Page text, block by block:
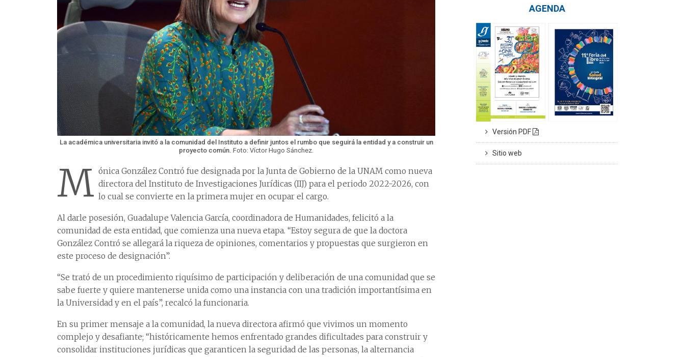
La académica universitaria invitó a la comunidad del Instituto a definir juntos el rumbo que seguirá la entidad y a construir un
proyecto común.Foto: Víctor Hugo Sánchez.
M ónica González Contró fue designada por la Junta de Gobierno de la UNAM como nueva
directora del Instituto de Investigaciones Jurídicas (IIJ) para el periodo 2022-2026, con
lo cual se convierte en la primera mujer en ocupar el cargo.
Al darle posesión, Guadalupe Valencia García, coordinadora de Humanidades, felicitó a la
comunidad de esta entidad, que comienza una nueva etapa. “Estoy segura de que la doctora
González Contró se allegará la riqueza de opiniones, comentarios y propuestas que surgieron en
este proceso de designación”.
“Se trató de un procedimiento riquísimo de participación y deliberación de una comunidad que se
sabe fuerte y quiere mantenerse unida como una instancia con una tradición importantísima en
la Universidad y en el país”, recalcó la funcionaria.
En su primer mensaje a la comunidad, la nueva directora afirmó que vivimos un momento
complejo y desafiante; “históricamente hemos enfrentado grandes dificultades para construir y
consolidar instituciones jurídicas que garanticen la seguridad de las personas, la alternancia
AGENDA
Versión PDF
Sitio web